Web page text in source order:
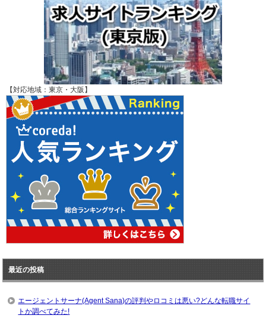
【対応地域：東京・大阪】
最近の投稿
エージェントサーナ(Agent Sana)の評判やロコミは悪い?どんな転職サイ
トか調べてみた!